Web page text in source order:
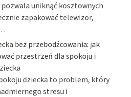
uniknąć kosztownych
zapakować telewizor,
bez przebodźcowania: jak
przestrzeń dla spokoju i
dziecka to problem, który
stresu i